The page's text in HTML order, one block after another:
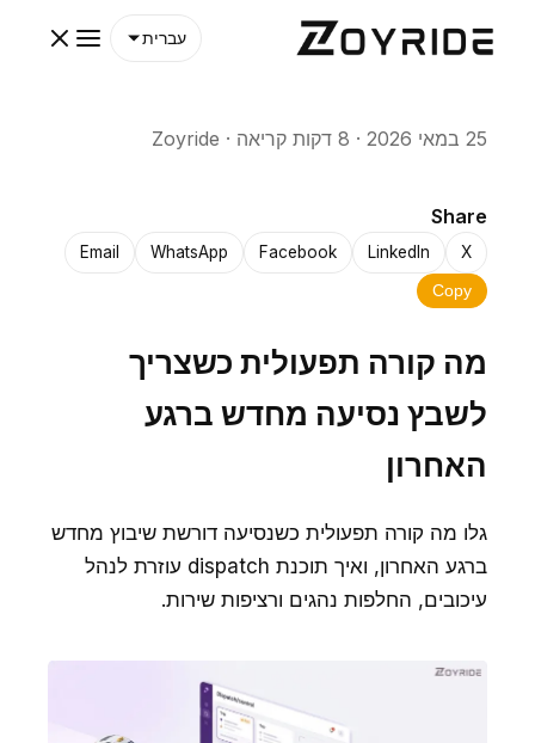
עברית
25 במאי 2026 · 8 דקות קריאה ·
Zoyride
Share
X
LinkedIn
Facebook
WhatsApp
Email
Copy
מה קורה תפעולית כשצריך
לשבץ נסיעה מחדש ברגע
האחרון
גלו מה קורה תפעולית כשנסיעה דורשת שיבוץ מחדש
ברגע האחרון, ואיך תוכנת dispatch עוזרת לנהל
עיכובים, החלפות נהגים ורציפות שירות.